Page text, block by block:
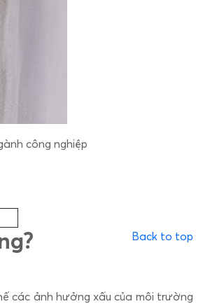
công nghiệp
Back to top
các ảnh hưởng xấu của môi trường